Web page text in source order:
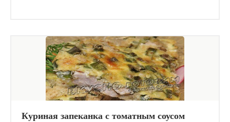
Куриная запеканка с томатным соусом